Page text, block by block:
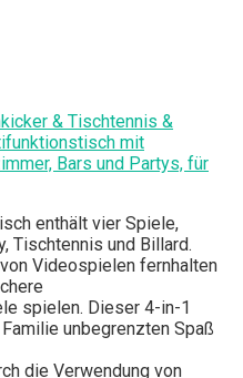
& Tischtennis &
mit
Bars und Partys, für
enthält vier Spiele,
Tischtennis und Billard.
Videospielen fernhalten
spielen. Dieser 4-in-1
unbegrenzten Spaß
die Verwendung von